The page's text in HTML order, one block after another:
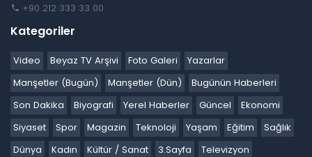
+90 212 333 33 00
Kategoriler
Video Beyaz TV Arşivi Foto Galeri
Yazarlar
Manşetler (Bugün)
Manşetler (Dün)
Bugünün Haberleri
Son Dakika
Biyografi Yerel Haberler Güncel
Ekonomi
Siyaset
Spor Magazin Teknoloji Yaşam Eğitim
Sağlık
Dünya
Kadın Kültür / Sanat 3.Sayfa
Televizyon